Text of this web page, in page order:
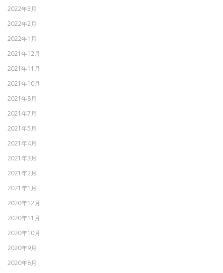
2022年3月
2022年2月
2022年1月
2021年12月
2021年11月
2021年10月
2021年8月
2021年7月
2021年5月
2021年4月
2021年3月
2021年2月
2021年1月
2020年12月
2020年11月
2020年10月
2020年9月
2020年8月